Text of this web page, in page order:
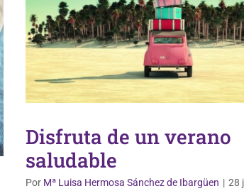
Disfruta de un verano
saludable
Por Mª Luisa Hermosa Sánchez de Ibargüen | 28